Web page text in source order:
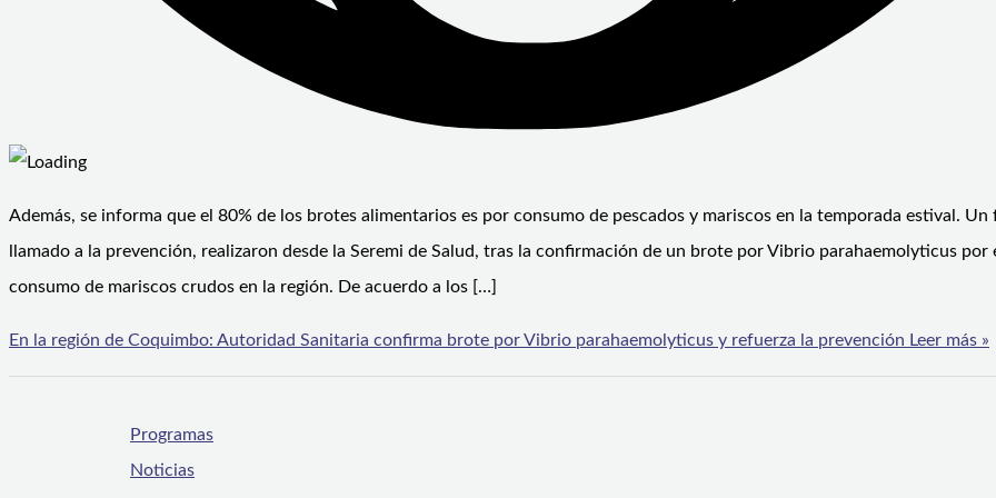
Además, se informa que el 80% de los brotes alimentarios es por consumo de pescados y mariscos en la temporada estival. Un
llamado a la prevención, realizaron desde la Seremi de Salud, tras la confirmación de un brote por Vibrio parahaemolyticus por
consumo de mariscos crudos en la región. De acuerdo a los […]
En la región de Coquimbo: Autoridad Sanitaria confirma brote por Vibrio parahaemolyticus y refuerza la prevención Leer más »
Programas
Noticias